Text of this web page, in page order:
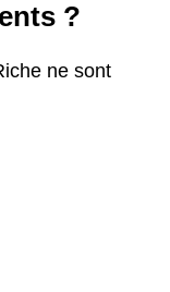
?
ne sont